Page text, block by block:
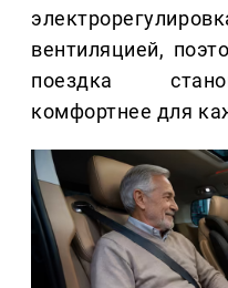
вентиляцией,
поездка
комфортнее для